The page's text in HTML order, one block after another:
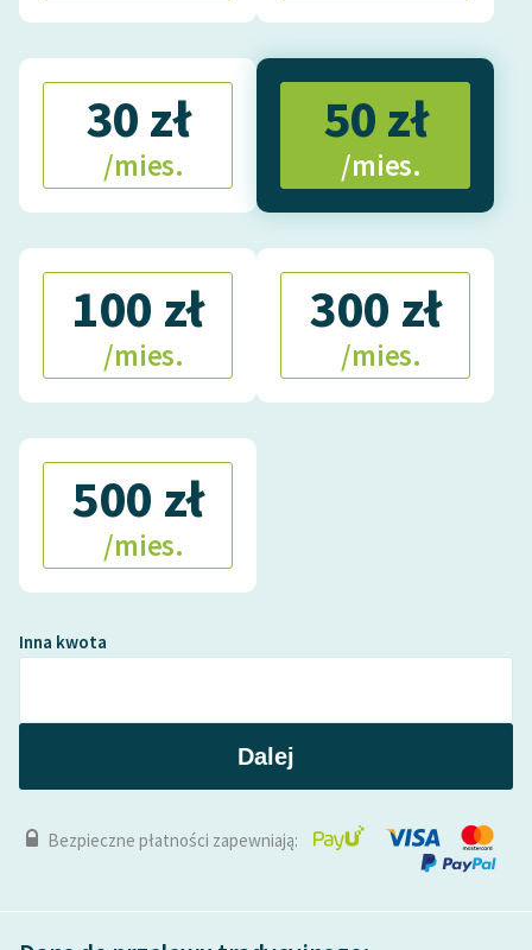
30 zł
/mies.
50 zł
/mies.
100 zł
/mies.
300 zł
/mies.
500 zł
/mies.
Inna kwota
Dalej
Bezpieczne płatności zapewniają: